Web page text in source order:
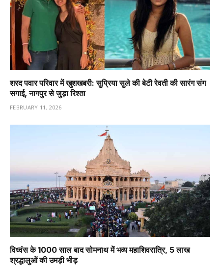
शरद पवार परिवार में खुशखबरी: सुप्रिया सुले की बेटी रेवती की सारंग संग
सगाई, नागपुर से जुड़ा रिश्ता
FEBRUARY 11, 2026
विध्वंस के 1000 साल बाद सोमनाथ में भव्य महाशिवरात्रि, 5 लाख
श्रद्धालुओं की उमड़ी भीड़